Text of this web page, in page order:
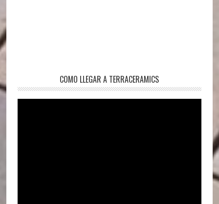
COMO LLEGAR A TERRACERAMICS